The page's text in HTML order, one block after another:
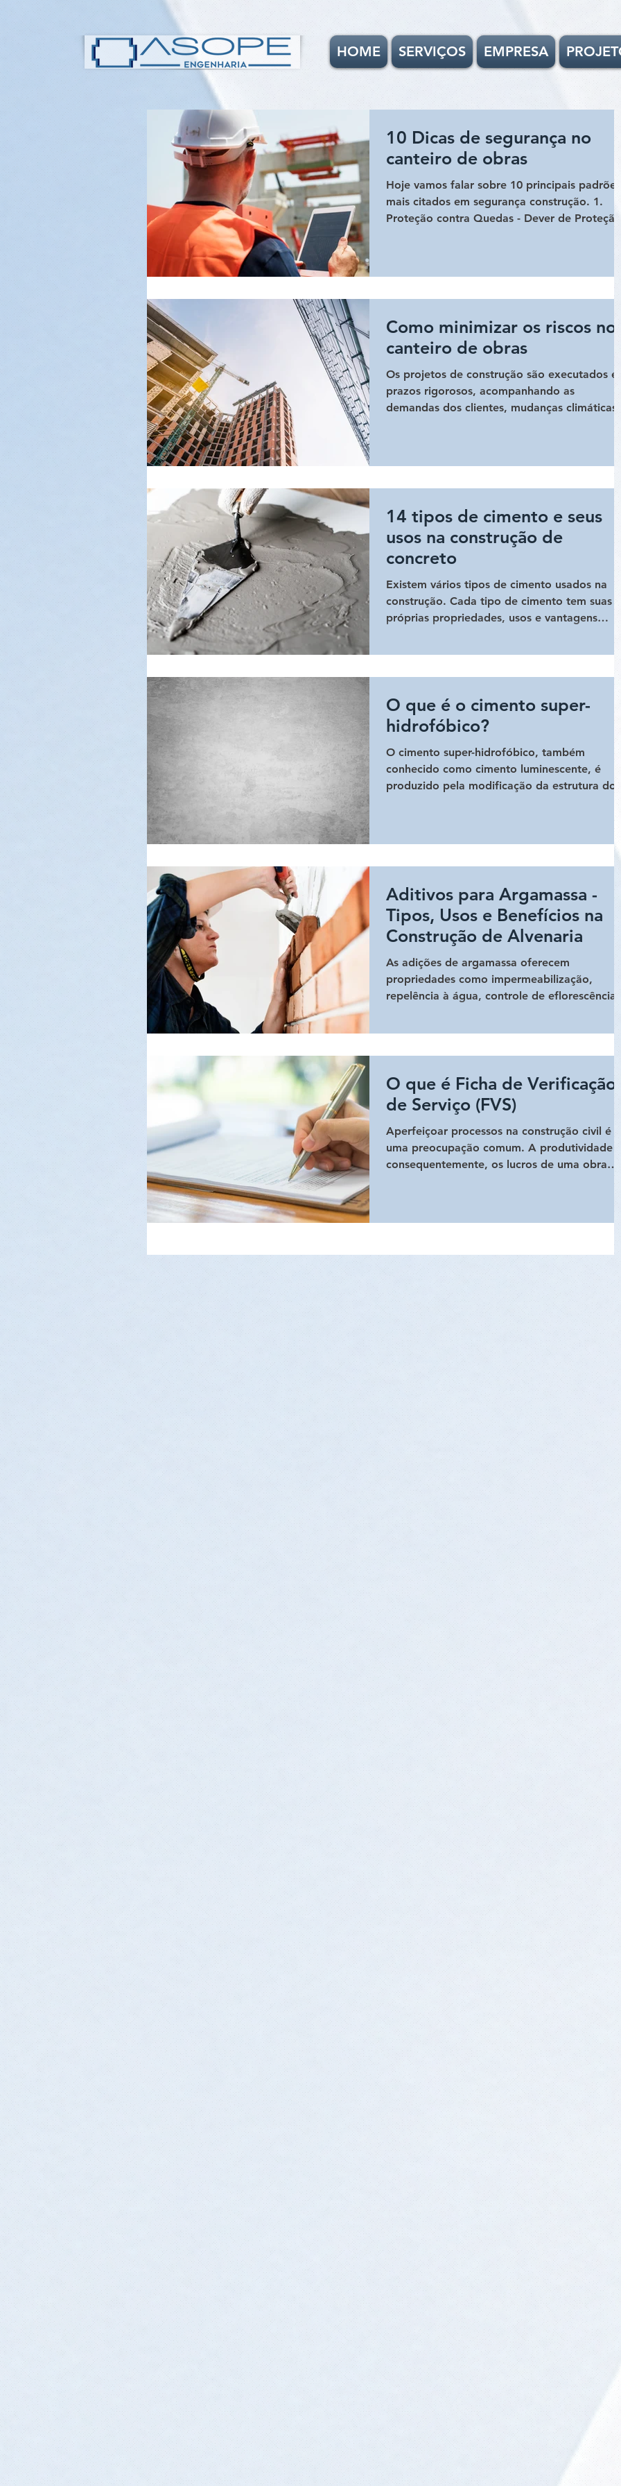
HOME SERVIÇOS EMPRESA
10 Dicas de segurança no
canteiro de obras
Hoje vamos falar sobre 10 principais padrões
mais citados em segurança construção. 1.
Proteção contra Quedas - Dever de Proteção
Como minimizar os riscos no
canteiro de obras
Os projetos de construção são executados
prazos rigorosos, acompanhando as
demandas dos clientes, mudanças climáticas,
14 tipos de cimento e seus
usos na construção de
concreto
Existem vários tipos de cimento usados ​​na
construção. Cada tipo de cimento tem suas
próprias propriedades, usos e vantagens
O que é o cimento super-
hidrofóbico?
O cimento super-hidrofóbico, também
conhecido como cimento luminescente, é
produzido pela modificação da estrutura do
Aditivos para Argamassa -
Tipos, Usos e Benefícios na
Construção de Alvenaria
As adições de argamassa oferecem
propriedades como impermeabilização,
repelência à água, controle de eflorescência,
O que é Ficha de Verificação
de Serviço (FVS)
Aperfeiçoar processos na construção civil é
uma preocupação comum. A produtividade
consequentemente, os lucros de uma obra